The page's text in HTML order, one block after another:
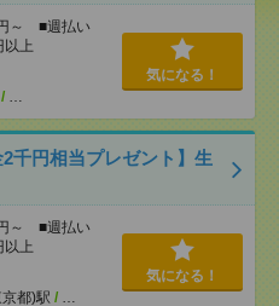
～ ■週払い
上
/ …
気になる！
千円相当プレゼント】生
～ ■週払い
上
都)駅 / …
気になる！